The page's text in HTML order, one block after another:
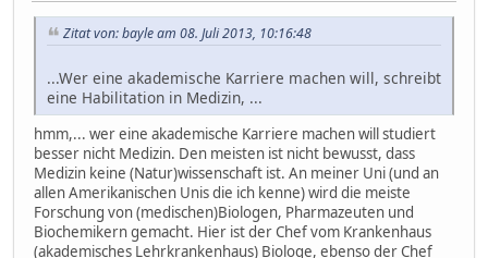
Zitat von: bayle am 08. Juli 2013, 10:16:48
...Wer eine akademische Karriere machen will, schreibt
eine Habilitation in Medizin, ...
hmm,... wer eine akademische Karriere machen will studiert
besser nicht Medizin. Den meisten ist nicht bewusst, dass
Medizin keine (Natur)wissenschaft ist. An meiner Uni (und an
allen Amerikanischen Unis die ich kenne) wird die meiste
Forschung von (medischen)Biologen, Pharmazeuten und
Biochemikern gemacht. Hier ist der Chef vom Krankenhaus
(akademisches Lehrkrankenhaus) Biologe, ebenso der Chef